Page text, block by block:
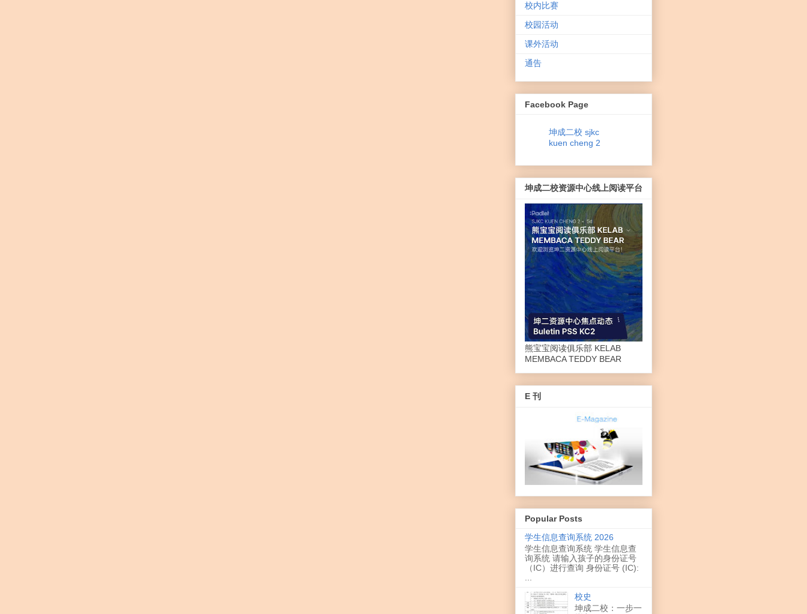
校内比赛
校园活动
课外活动
通告
Facebook Page
坤成二校 sjkc
kuen cheng 2
坤成二校资源中心线上阅读平台
熊宝宝阅读俱乐部 KELAB
MEMBACA TEDDY BEAR
E 刊
Popular Posts
学生信息查询系统 2026
学生信息查询系统 学生信息查
询系统 请输入孩子的身份证号
（IC）进行查询 身份证号 (IC):
校史
坤成二校：一步一